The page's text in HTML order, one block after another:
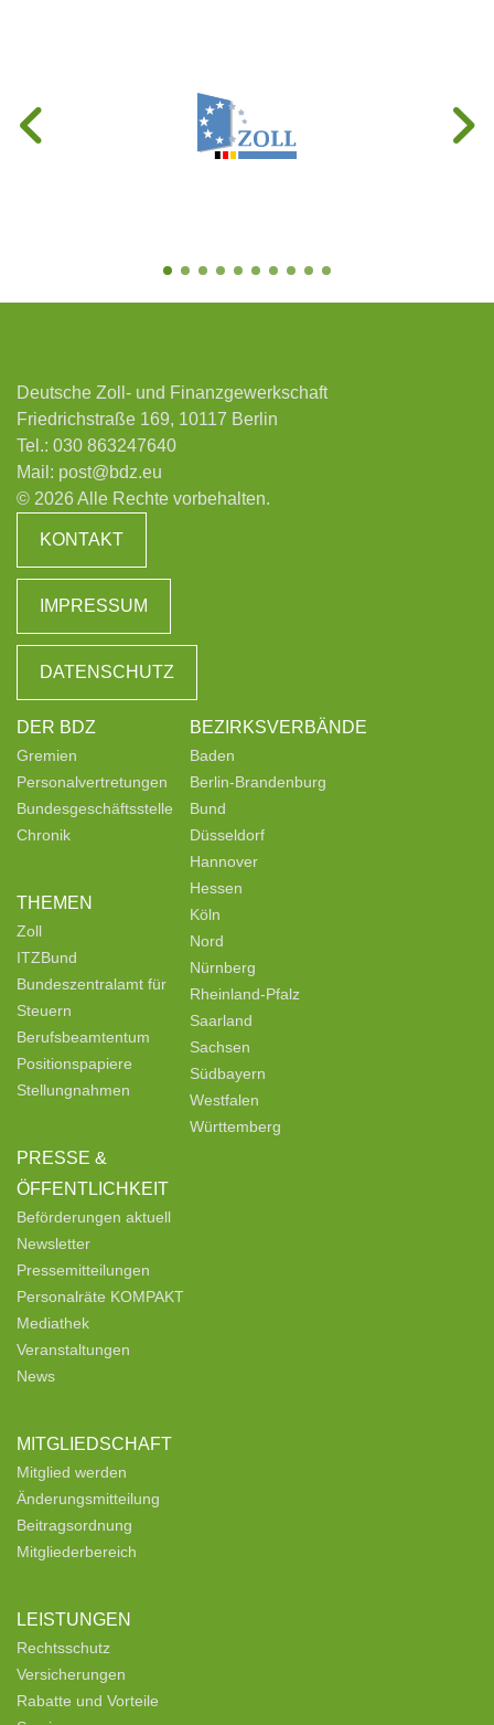
Deutsche Zoll- und Finanzgewerkschaft
Friedrichstraße 169, 10117 Berlin
Tel.: 030 863247640
Mail: post@bdz.eu
© 2026 Alle Rechte vorbehalten.
KONTAKT
IMPRESSUM
DATENSCHUTZ
DER BDZ
Gremien
Personalvertretungen
Bundesgeschäftsstelle
Chronik
THEMEN
Zoll
ITZBund
Bundeszentralamt für
Steuern
Berufsbeamtentum
Positionspapiere
Stellungnahmen
PRESSE &
ÖFFENTLICHKEIT
Beförderungen aktuell
Newsletter
Pressemitteilungen
Personalräte KOMPAKT
Mediathek
Veranstaltungen
News
MITGLIEDSCHAFT
Mitglied werden
Änderungsmitteilung
Beitragsordnung
Mitgliederbereich
LEISTUNGEN
Rechtsschutz
Versicherungen
Rabatte und Vorteile
BEZIRKSVERBÄNDE
Baden
Berlin-Brandenburg
Bund
Düsseldorf
Hannover
Hessen
Köln
Nord
Nürnberg
Rheinland-Pfalz
Saarland
Sachsen
Südbayern
Westfalen
Württemberg